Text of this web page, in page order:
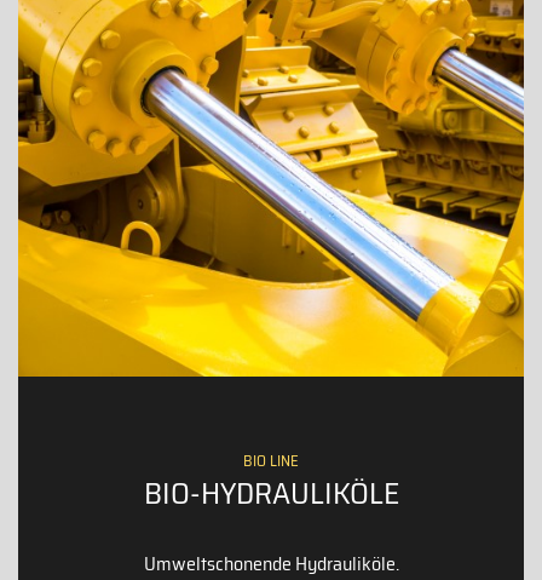
BIO LINE
BIO-HYDRAULIKÖLE
Umweltschonende Hydrauliköle.